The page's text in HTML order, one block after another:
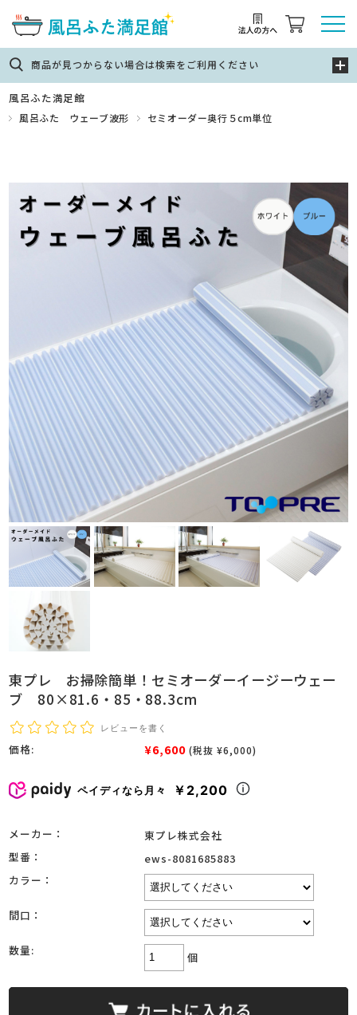
商品が見つからない場合は検索をご利用ください
風呂ふた満足館
風呂ふた ウェーブ波形 セミオーダー奥行５cm単位
東プレ お掃除簡単！セミオーダーイージーウェー
ブ 80×81.6・85・88.3cm
レビューを書く
価格: ¥6,600 (税抜 ¥6,000)
ペイディなら月々 ￥2,200
メーカー：
東プレ株式会社
型番：
ews-8081685883
カラー：
間口：
数量: 個